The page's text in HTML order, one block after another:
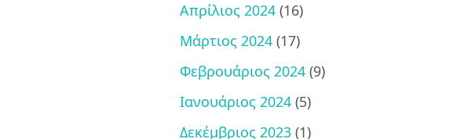
Απρίλιος 2024 (16)
Μάρτιος 2024 (17)
Φεβρουάριος 2024 (9)
Ιανουάριος 2024 (5)
Δεκέμβριος 2023 (1)